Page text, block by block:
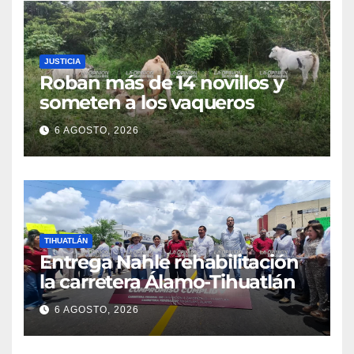
JUSTICIA
Roban más de 14 novillos y
someten a los vaqueros
6 AGOSTO, 2026
TIHUATLÁN
Entrega Nahle rehabilitación
la carretera Álamo-Tihuatlán
6 AGOSTO, 2026